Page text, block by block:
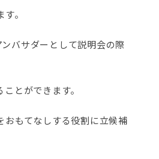
。
バサダーとして説明会の際
とができます。
もてなしする役割に立候補